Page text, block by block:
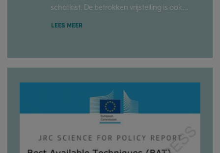
schatkist. De betrokken vrijstelling is ook...
LEES MEER